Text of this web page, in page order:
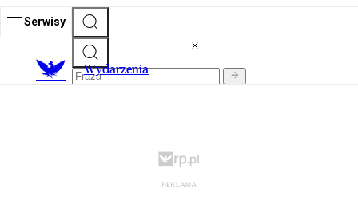
Serwisy
Wydarzenia